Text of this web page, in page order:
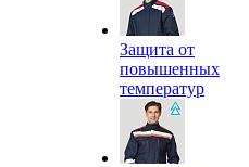
Защита от
повышенных
температур